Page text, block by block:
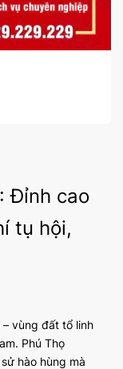
Đỉnh cao
tụ hội,
vùng đất tổ linh
Phú Thọ
hào hùng mà